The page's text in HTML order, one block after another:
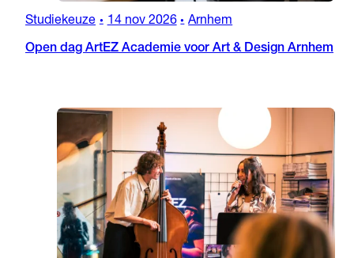
Studiekeuze • 14 nov 2026 • Arnhem
Open dag ArtEZ Academie voor Art & Design Arnhem